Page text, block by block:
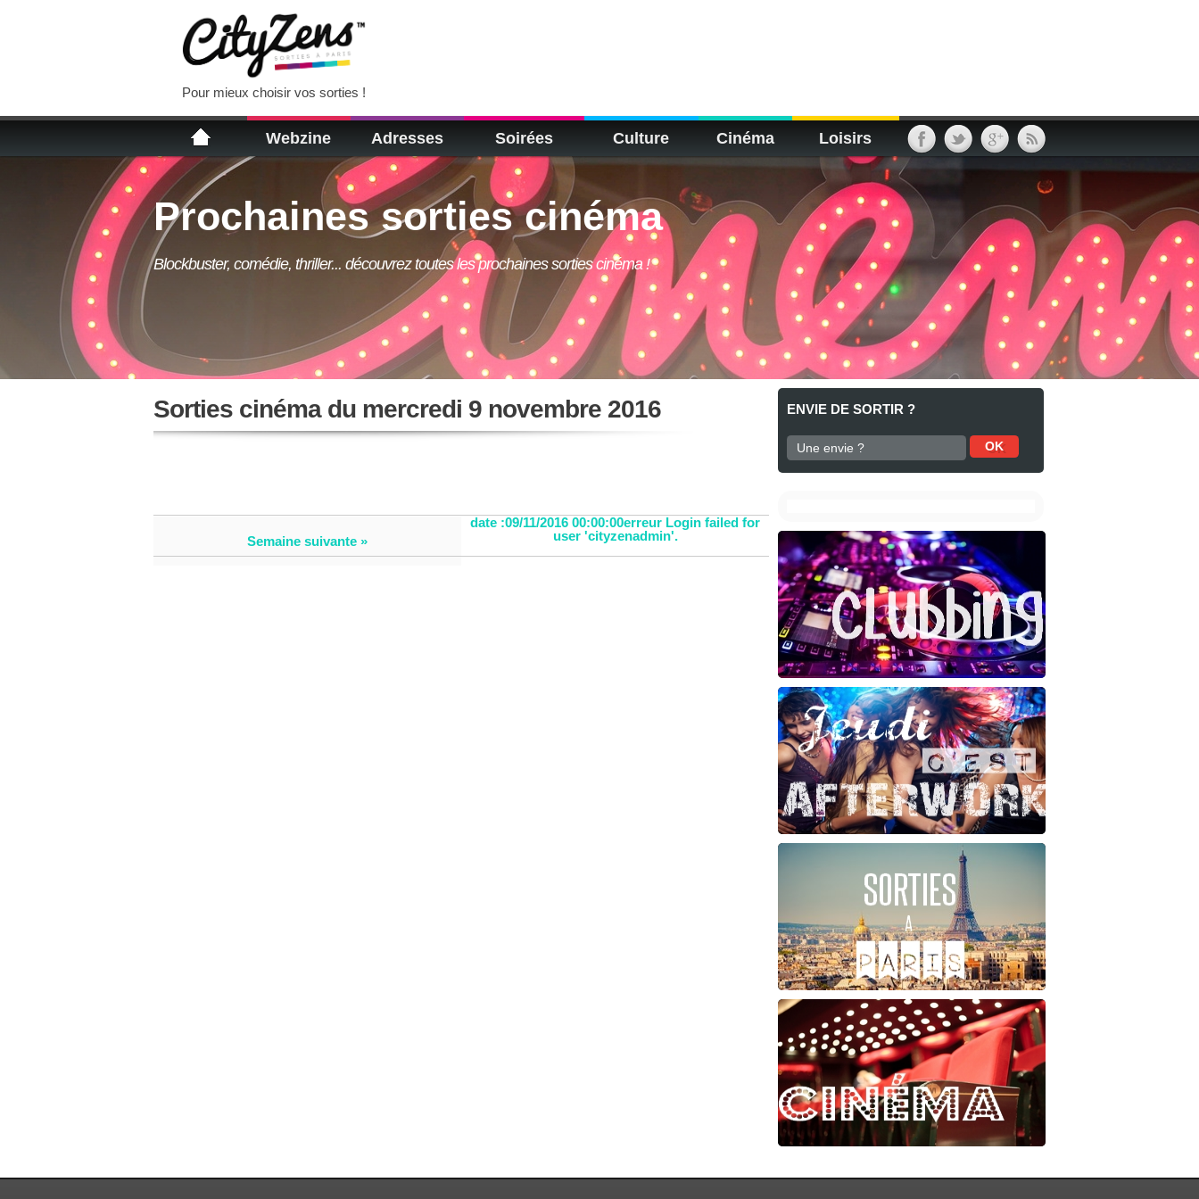
Pour mieux choisir vos sorties !
Webzine Adresses Soirées Culture Cinéma Loisirs
Prochaines sorties cinéma
Blockbuster, comédie, thriller... découvrez toutes les prochaines sorties cinéma !
Sorties cinéma du mercredi 9 novembre 2016
Semaine suivante
date :09/11/2016 00:00:00erreur Login failed for
user 'cityzenadmin'.
ENVIE DE SORTIR ?